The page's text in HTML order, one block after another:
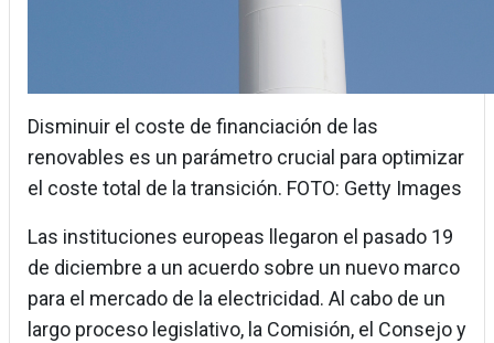
Disminuir el coste de financiación de las
renovables es un parámetro crucial para optimizar
el coste total de la transición. FOTO: Getty Images
Las instituciones europeas llegaron el pasado 19
de diciembre a un acuerdo sobre un nuevo marco
para el mercado de la electricidad. Al cabo de un
largo proceso legislativo, la Comisión, el Consejo y